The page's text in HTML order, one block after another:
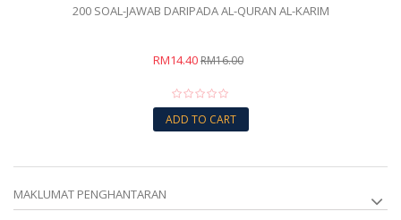
200 SOAL-JAWAB DARIPADA AL-QURAN AL-KARIM
RM14.40RM16.00
ADD TO CART
MAKLUMAT PENGHANTARAN